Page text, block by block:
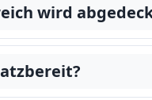
wird